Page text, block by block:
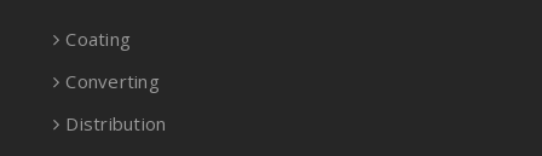
Coating
Converting
Distribution